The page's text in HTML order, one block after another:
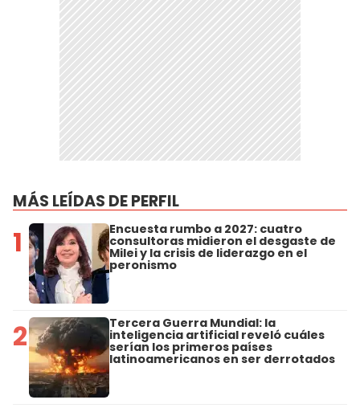
MÁS LEÍDAS DE PERFIL
1 Encuesta rumbo a 2027: cuatro
consultoras midieron el desgaste de
Milei y la crisis de liderazgo en el
peronismo
2 Tercera Guerra Mundial: la
inteligencia artificial reveló cuáles
serían los primeros países
latinoamericanos en ser derrotados